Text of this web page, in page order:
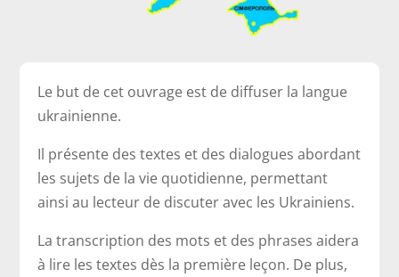
Le but de cet ouvrage est de diffuser la langue
ukrainienne.
Il présente des textes et des dialogues abordant
les sujets de la vie quotidienne, permettant
ainsi au lecteur de discuter avec les Ukrainiens.
La transcription des mots et des phrases aidera
à lire les textes dès la première leçon. De plus,